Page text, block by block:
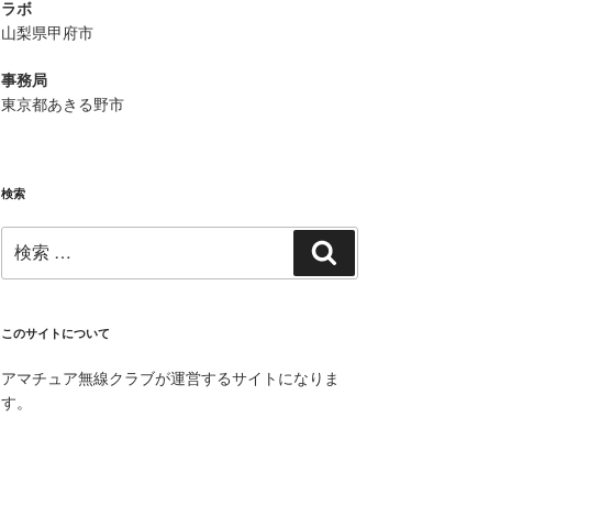
ラボ
山梨県甲府市
事務局
東京都あきる野市
検索
索:
索
このサイトについて
アマチュア無線クラブが運営するサイトになりま
す。